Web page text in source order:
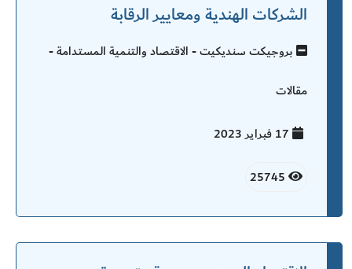
الشركات الهندية ومعايير الرقابة
بروجيكت سنديكيت - الاقتصاد والتنمية المستدامة -
مقالات
17 فبراير 2023